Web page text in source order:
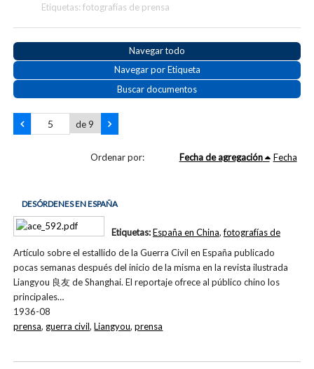
Etiquetas: fotografías de prensa
Navegar todo
Navegar por Etiqueta
Buscar documentos
de 9
Ordenar por: Fecha de agregación Fecha
DESÓRDENES EN ESPAÑA
Artículo sobre el estallido de la Guerra Civil en España publicado
pocas semanas después del inicio de la misma en la revista ilustrada
Liangyou 良友 de Shanghai. El reportaje ofrece al público chino los
principales…
1936-08
Etiquetas:España en China,fotografías de
prensa, guerra civil,Liangyou,prensa